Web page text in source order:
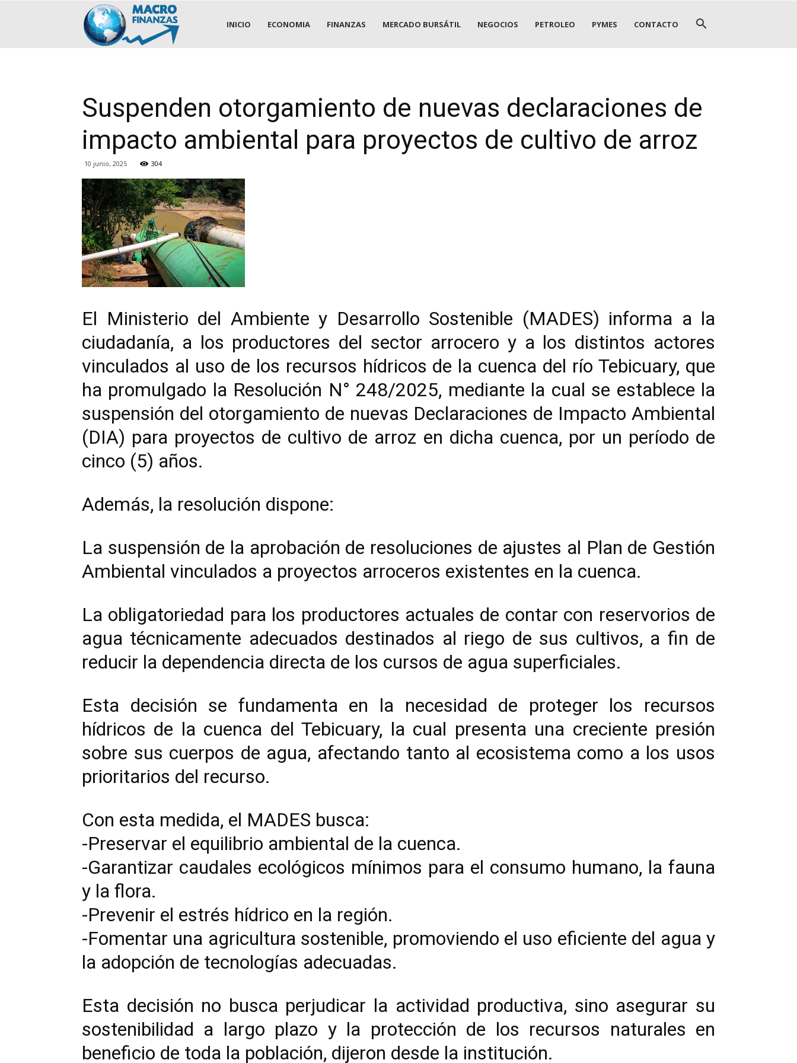
.::MACROFINANZAS::.
INICIO ECONOMIA FINANZAS MERCADO BURSÁTIL NEGOCIOS PETROLEO PYMES CONTACTO
Suspenden otorgamiento de nuevas declaraciones de
impacto ambiental para proyectos de cultivo de arroz
10 junio, 2025 304
El Ministerio del Ambiente y Desarrollo Sostenible (MADES) informa a la
ciudadanía, a los productores del sector arrocero y a los distintos actores
vinculados al uso de los recursos hídricos de la cuenca del río Tebicuary, que
ha promulgado la Resolución N° 248/2025, mediante la cual se establece la
suspensión del otorgamiento de nuevas Declaraciones de Impacto Ambiental
(DIA) para proyectos de cultivo de arroz en dicha cuenca, por un período de
cinco (5) años.
Además, la resolución dispone:
La suspensión de la aprobación de resoluciones de ajustes al Plan de Gestión
Ambiental vinculados a proyectos arroceros existentes en la cuenca.
La obligatoriedad para los productores actuales de contar con reservorios de
agua técnicamente adecuados destinados al riego de sus cultivos, a fin de
reducir la dependencia directa de los cursos de agua superficiales.
Esta decisión se fundamenta en la necesidad de proteger los recursos
hídricos de la cuenca del Tebicuary, la cual presenta una creciente presión
sobre sus cuerpos de agua, afectando tanto al ecosistema como a los usos
prioritarios del recurso.
Con esta medida, el MADES busca:
-Preservar el equilibrio ambiental de la cuenca.
-Garantizar caudales ecológicos mínimos para el consumo humano, la fauna
y la flora.
-Prevenir el estrés hídrico en la región.
-Fomentar una agricultura sostenible, promoviendo el uso eficiente del agua y
la adopción de tecnologías adecuadas.
Esta decisión no busca perjudicar la actividad productiva, sino asegurar su
sostenibilidad a largo plazo y la protección de los recursos naturales en
beneficio de toda la población, dijeron desde la institución.